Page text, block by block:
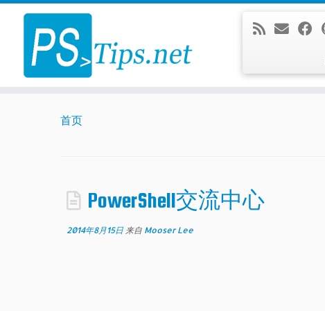
Skip
content
首页
PowerShell交流中心
2014年8月15日 来自 Mooser Lee